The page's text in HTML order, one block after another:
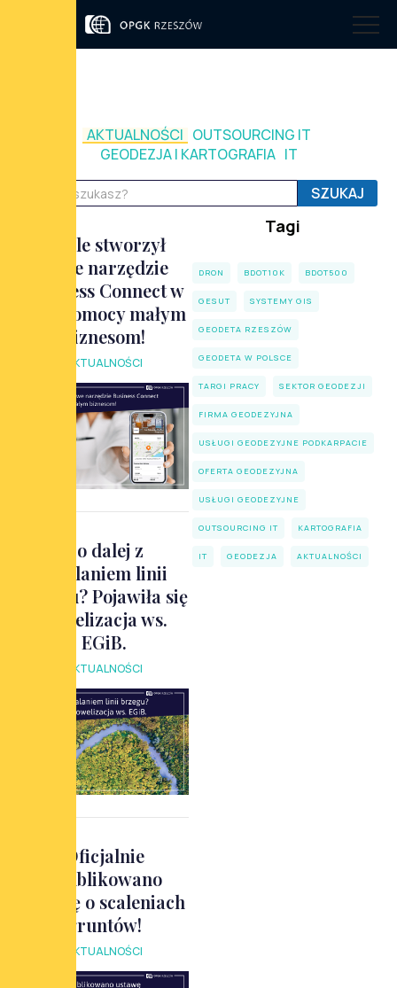
AKTUALNOŚCI OUTSOURCING IT
GEODEZJA I KARTOGRAFIA IT
Apple stworzył
nowe narzędzie
Business Connect w
celu pomocy małym
biznesom!
AKTUALNOŚCI
Co dalej z
ustalaniem linii
brzegu? Pojawiła się
nowelizacja ws.
EGiB.
AKTUALNOŚCI
Oficjalnie
opublikowano
ustawę o scaleniach
gruntów!
AKTUALNOŚCI
Tagi
DRON BDOT10K BDOT500
GESUT SYSTEMY GIS
GEODETA RZESZÓW
GEODETA W POLSCE
TARGI PRACY SEKTOR GEODEZJI
FIRMA GEODEZYJNA
USŁUGI GEODEZYJNE PODKARPACIE
OFERTA GEODEZYJNA
USŁUGI GEODEZYJNE
OUTSOURCING IT KARTOGRAFIA
IT GEODEZJA AKTUALNOŚCI